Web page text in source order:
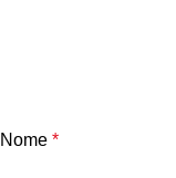
Nome *